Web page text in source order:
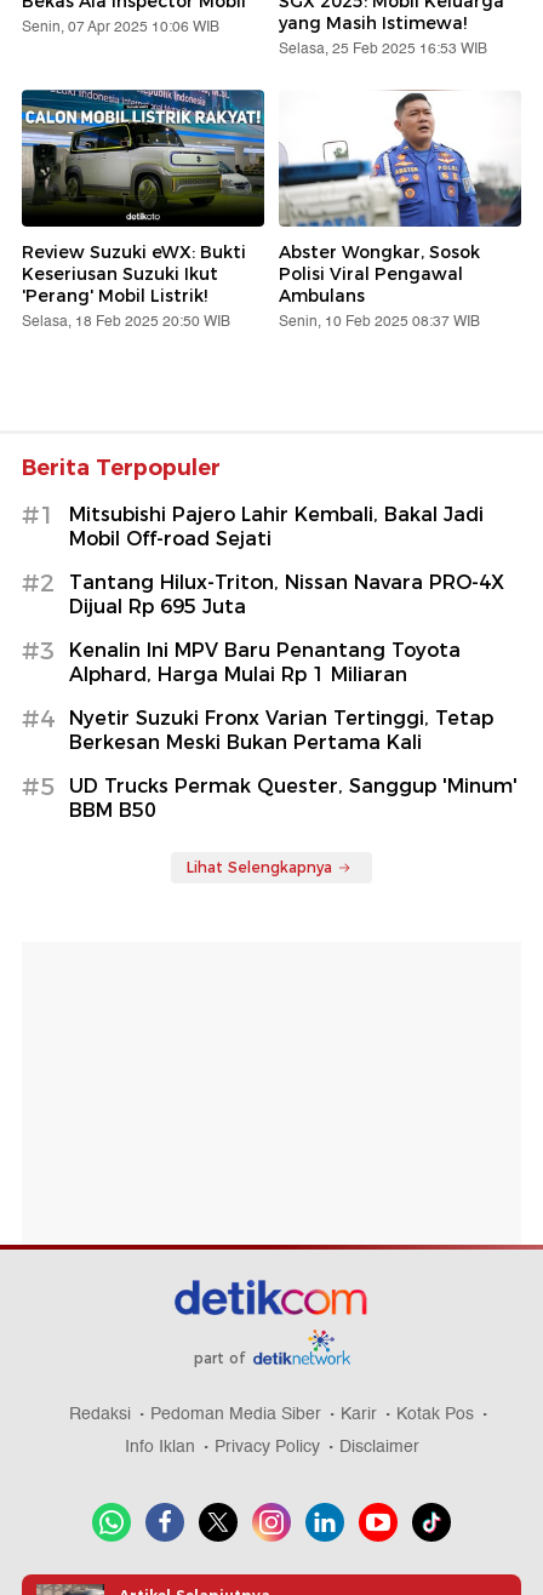
Senin, 07 Apr 2025 10:06 WIB
yang Masih Istimewa!
Selasa, 25 Feb 2025 16:53 WIB
Review Suzuki eWX: Bukti
Keseriusan Suzuki Ikut
'Perang' Mobil Listrik!
Selasa, 18 Feb 2025 20:50 WIB
Abster Wongkar, Sosok
Polisi Viral Pengawal
Ambulans
Senin, 10 Feb 2025 08:37 WIB
Berita Terpopuler
#1
Mitsubishi Pajero Lahir Kembali, Bakal Jadi
Mobil Off-road Sejati
#2
Tantang Hilux-Triton, Nissan Navara PRO-4X
Dijual Rp 695 Juta
#3
Kenalin Ini MPV Baru Penantang Toyota
Alphard, Harga Mulai Rp 1 Miliaran
#4
Nyetir Suzuki Fronx Varian Tertinggi, Tetap
Berkesan Meski Bukan Pertama Kali
#5
UD Trucks Permak Quester, Sanggup 'Minum'
BBM B50
Lihat Selengkapnya
part of
Redaksi Pedoman Media Siber Karir
Kotak Pos
Info Iklan
Privacy Policy Disclaimer